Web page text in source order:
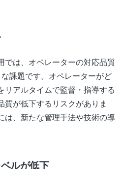
では、オペレーターの対応品質
課題です。オペレーターがど
リアルタイムで監督・指導する
質が低下するリスクがありま
は、新たな管理手法や技術の導
ルが低下